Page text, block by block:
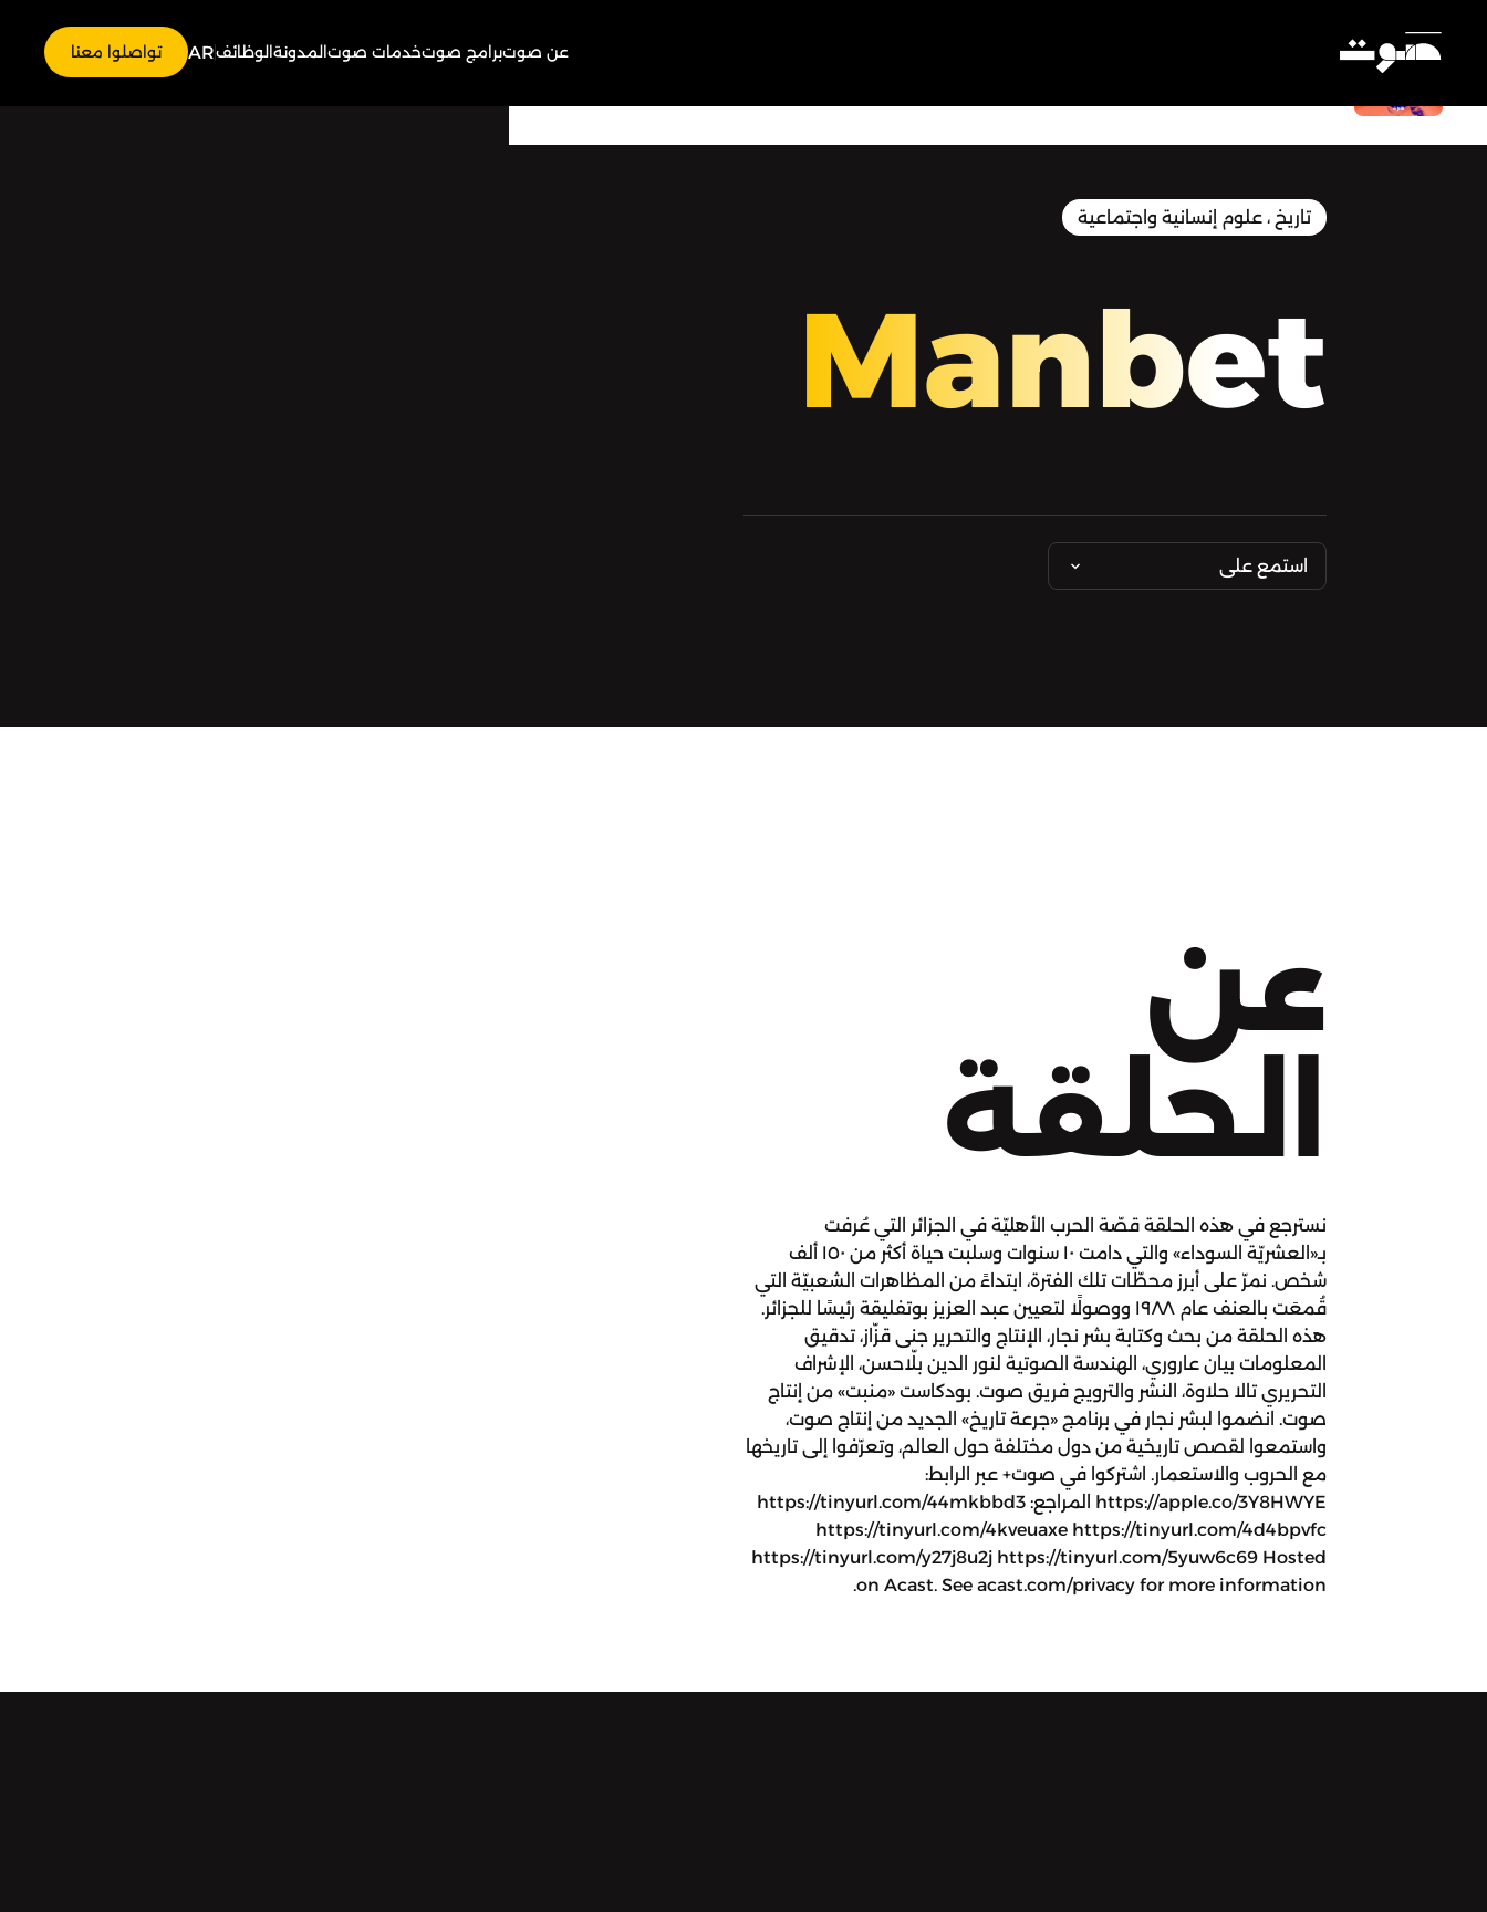
عن صوتبرامج صوتخدمات صوتالمدونةالوظائفAR تواصلوا معنا
تاريخ ، علوم إنسانية واجتماعية
Manbet
استمع على
عن
الحلقة
نسترجع في هذه الحلقة قصّة الحرب الأهليّة في الجزائر التي عُرفت
بـ«العشريّة السوداء» والتي دامت ١٠ سنوات وسلبت حياة أكثر من ١٥٠ ألف
شخص. نمرّ على أبرز محطّات تلك الفترة، ابتداءً من المظاهرات الشعبيّة التي
قُمعَت بالعنف عام ١٩٨٨ ووصولًا لتعيين عبد العزيز بوتفليقة رئيسًا للجزائر.
هذه الحلقة من بحث وكتابة بشر نجار، الإنتاج والتحرير جنى قزّاز، تدقيق
المعلومات بيان عاروري، الهندسة الصوتية لنور الدين بلّاحسن، الإشراف
التحريري تالا حلاوة، النشر والترويج فريق صوت. بودكاست «منبت» من إنتاج
صوت. انضموا لبشر نجار في برنامج «جرعة تاريخ» الجديد من إنتاج صوت،
واستمعوا لقصص تاريخية من دول مختلفة حول العالم، وتعرّفوا إلى تاريخها
مع الحروب والاستعمار. اشتركوا في صوت+ عبر الرابط:
https://apple.co/3Y8HWYE المراجع: https://tinyurl.com/44mkbbd3
https://tinyurl.com/4kveuaxe https://tinyurl.com/4d4bpvfc
https://tinyurl.com/y27j8u2j https://tinyurl.com/5yuw6c69 Hosted
on Acast. See acast.com/privacy for more information.